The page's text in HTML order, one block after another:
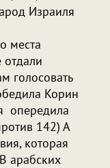
Израиля
места
голосовать
Корин
опередила
142) А
которая
арабских